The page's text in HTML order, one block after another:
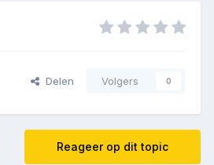
Delen Volgers 0
Reageer op dit topic